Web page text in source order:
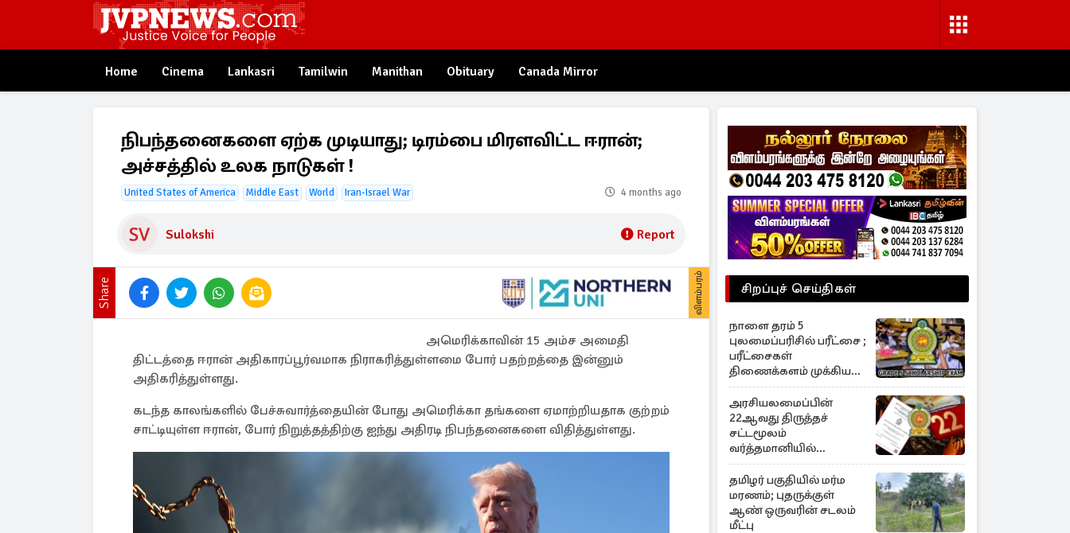
Home Cinema Lankasri Tamilwin Manithan Obituary Canada Mirror
நிபந்தனைகளை ஏற்க முடியாது; டிரம்பை மிரளவிட்ட ஈரான்;
அச்சத்தில் உலக நாடுகள் !
United States of America Middle East World Iran-Israel War 4 months ago
Sulokshi Report
Share விளம்பரம்
அமெரிக்காவின் 15 அம்ச அமைதி
திட்டத்தை ஈரான் அதிகாரப்பூர்வமாக நிராகரித்துள்ளமை போர் பதற்றத்தை இன்னும்
அதிகரித்துள்ளது.
கடந்த காலங்களில் பேச்சுவார்த்தையின் போது அமெரிக்கா தங்களை ஏமாற்றியதாக குற்றம்
சாட்டியுள்ள ஈரான், போர் நிறுத்தத்திற்கு ஐந்து அதிரடி நிபந்தனைகளை விதித்துள்ளது.
சிறப்புச் செய்திகள்
நாளை தரம் 5
புலமைப்பரிசில் பரீட்சை ;
பரீட்சைகள்
திணைக்களம் முக்கிய
அறிவிப்பு
அரசியலமைப்பின்
22ஆவது திருத்தச்
சட்டமூலம்
வர்த்தமானியில்
வெளியீடு
தமிழர் பகுதியில் மர்ம
மரணம்; புதருக்குள்
ஆண் ஒருவரின் சடலம்
மீட்பு